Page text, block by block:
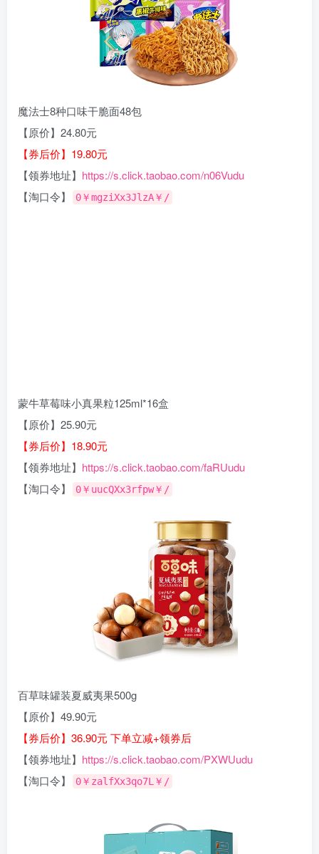
魔法士8种口味干脆面48包
【原价】24.80元
【券后价】19.80元
【领券地址】 https://s.click.taobao.com/n06Vudu
【淘口令】
0￥mgziXx3JlzA￥/
蒙牛草莓味小真果粒125ml*16盒
【原价】25.90元
【券后价】18.90元
【领券地址】 https://s.click.taobao.com/faRUudu
【淘口令】
0￥uucQXx3rfpw￥/
百草味罐装夏威夷果500g
【原价】49.90元
【券后价】36.90元 下单立减+领券后
【领券地址】 https://s.click.taobao.com/PXWUudu
【淘口令】
0￥zalfXx3qo7L￥/